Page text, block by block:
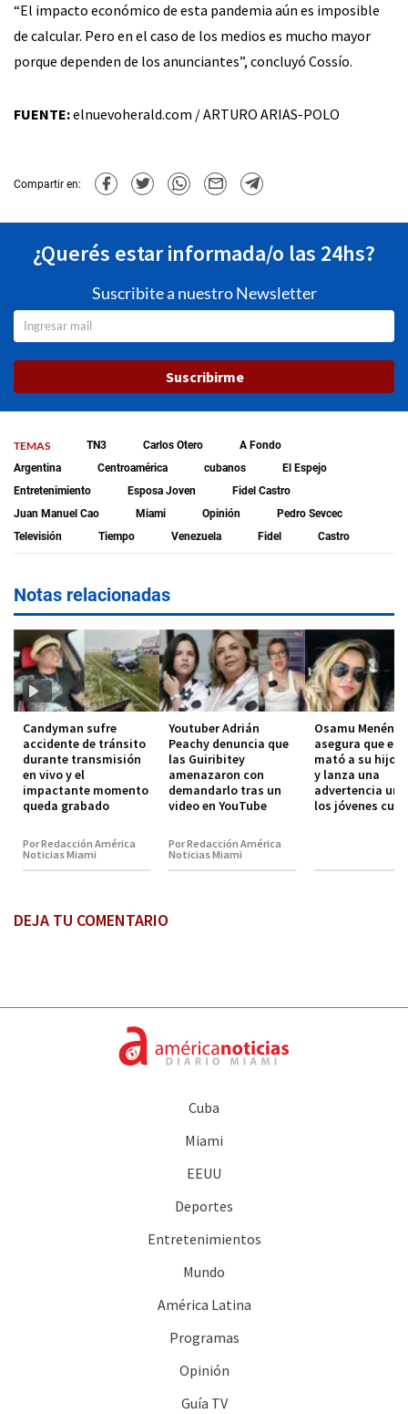
“El impacto económico de esta pandemia aún es imposible
de calcular. Pero en el caso de los medios es mucho mayor
porque dependen de los anunciantes”, concluyó Cossío.
FUENTE:elnuevoherald.com / ARTURO ARIAS-POLO
Compartir en:
¿Querés estar informada/o las 24hs?
Suscribite a nuestro Newsletter
Suscribirme
TEMAS TN3 Carlos Otero
A Fondo
Argentina
Centroamérica cubanos
El Espejo
Entretenimiento
Esposa Joven
Fidel Castro
Juan Manuel Cao
Miami Opinión
Pedro Sevcec
Televisión
Tiempo Venezuela Fidel Castro
Notas relacionadas
Candyman sufre
accidente de tránsito
durante transmisión
en vivo y el
impactante momento
queda grabado
Por Redacción América
Noticias Miami
Youtuber Adrián
Peachy denuncia que
las Guiribitey
amenazaron con
demandarlo tras un
video en YouTube
Por Redacción América
Noticias Miami
Osamu
asegura que el
mató a su hijo
y lanza una
advertencia
los jóvenes
DEJA TU COMENTARIO
Cuba
Miami
EEUU
Deportes
Entretenimientos
Mundo
América Latina
Programas
Opinión
Guía TV